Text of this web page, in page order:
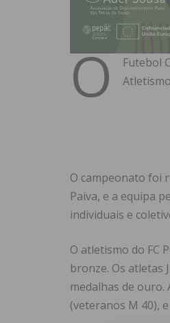
O
Futebol
O campeonato foi
Paiva, e a equipa
individuais e
O atletismo do FC
bronze. Os atletas
medalhas de
(veteranos M 40),